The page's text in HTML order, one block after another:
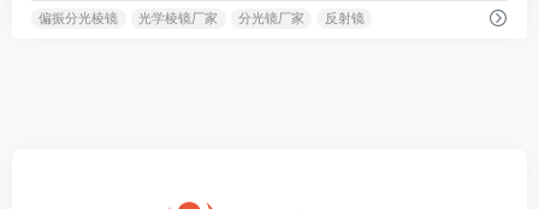
偏振分光棱镜 光学棱镜厂家 分光镜厂家 反射镜